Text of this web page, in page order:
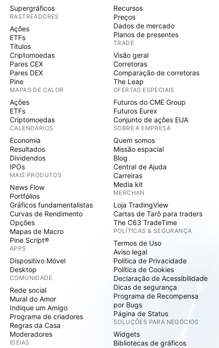
Supergráficos
RASTREADORES
Ações
ETFs
Títulos
Criptomoedas
Pares CEX
Pares DEX
Pine
MAPAS DE CALOR
Ações
ETFs
Criptomoedas
CALENDÁRIOS
Economia
Resultados
Dividendos
IPOs
MAIS PRODUTOS
News Flow
Portfólios
Gráficos fundamentalistas
Curvas de Rendimento
Opções
Mapas de Macro
Pine Script®
APPS
Dispositivo Móvel
Desktop
COMUNIDADE
Rede social
Mural do Amor
Indique um Amigo
Programa de criadores
Regras da Casa
Moderadores
IDEIAS
Recursos
Preços
Dados de mercado
Planos de presentes
TRADE
Visão geral
Corretoras
Comparação de corretoras
The Leap
OFERTAS ESPECIAIS
Futuros do CME Group
Futuros Eurex
Conjunto de ações EUA
SOBRE A EMPRESA
Quem somos
Missão espacial
Blog
Central de Ajuda
Carreiras
Media kit
MERCHAN
Loja TradingView
Cartas de Tarô para traders
The C63 TradeTime
POLÍTICAS & SEGURANÇA
Termos de Uso
Aviso legal
Política de Privacidade
Política de Cookies
Declaração de Acessibilidade
Dicas de segurança
Programa de Recompensa
por Bugs
Página de Status
SOLUÇÕES PARA NEGÓCIOS
Widgets
Bibliotecas de gráficos